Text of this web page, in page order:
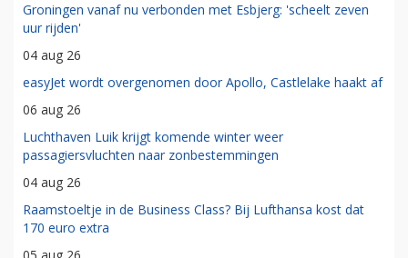
Groningen vanaf nu verbonden met Esbjerg: 'scheelt zeven
uur rijden'
04 aug 26
easyJet wordt overgenomen door Apollo, Castlelake haakt af
06 aug 26
Luchthaven Luik krijgt komende winter weer
passagiersvluchten naar zonbestemmingen
04 aug 26
Raamstoeltje in de Business Class? Bij Lufthansa kost dat
170 euro extra